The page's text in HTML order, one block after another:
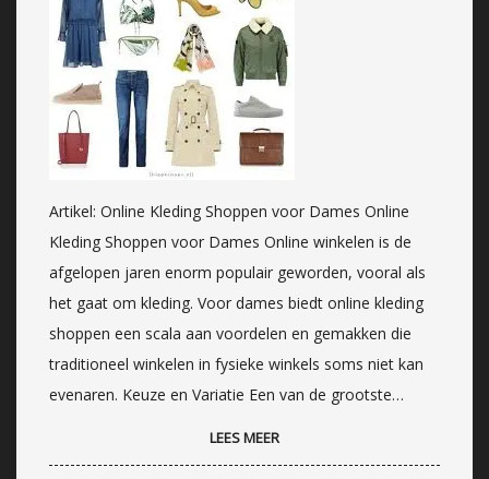
Artikel: Online Kleding Shoppen voor Dames Online
Kleding Shoppen voor Dames Online winkelen is de
afgelopen jaren enorm populair geworden, vooral als
het gaat om kleding. Voor dames biedt online kleding
shoppen een scala aan voordelen en gemakken die
traditioneel winkelen in fysieke winkels soms niet kan
evenaren. Keuze en Variatie Een van de grootste…
LEES MEER